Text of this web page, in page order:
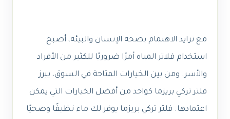
مع تزايد الاهتمام بصحة الإنسان والبيئة، أصبح
استخدام فلاتر المياه أمرًا ضروريًا للكثير من الأفراد
والأسر. ومن بين الخيارات المتاحة في السوق، يبرز
فلتر تركي بريزما كواحد من أفضل الخيارات التي يمكن
اعتمادها. فلتر تركي بريزما يوفر لك ماء نظيفًا وصحيًا